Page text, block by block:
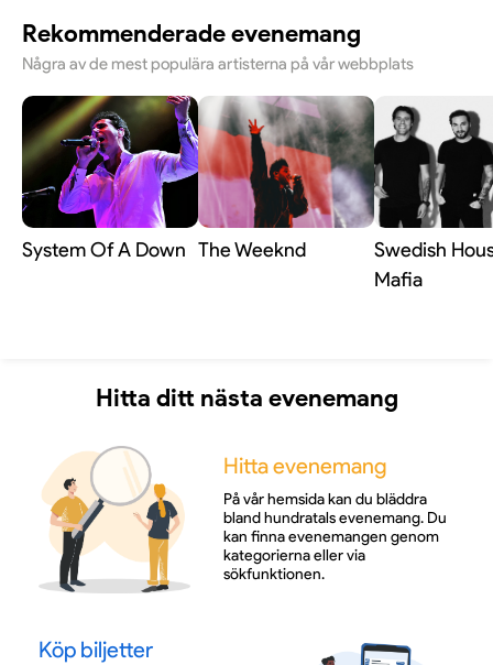
Rekommenderade evenemang
Några av de mest populära artisterna på vår webbplats
System Of A Down The Weeknd
Swedish
Mafia
Hitta ditt nästa evenemang
Hitta evenemang
På vår hemsida kan du bläddra
bland hundratals evenemang. Du
kan finna evenemangen genom
kategorierna eller via
sökfunktionen.
Köp biljetter